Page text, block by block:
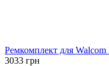
Ремкомплект для
3033 грн